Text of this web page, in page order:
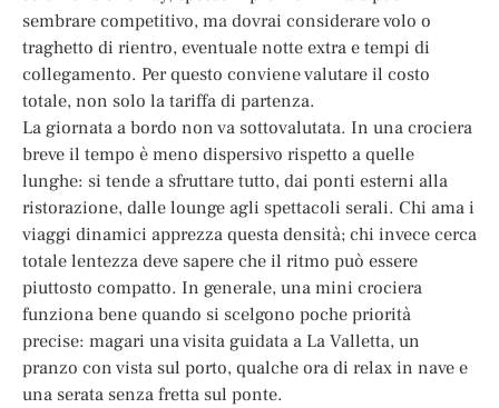
sembrare competitivo, ma dovrai considerare volo o
traghetto di rientro, eventuale notte extra e tempi di
collegamento. Per questo conviene valutare il costo
totale, non solo la tariffa di partenza.
La giornata a bordo non va sottovalutata. In una crociera
breve il tempo è meno dispersivo rispetto a quelle
lunghe: si tende a sfruttare tutto, dai ponti esterni alla
ristorazione, dalle lounge agli spettacoli serali. Chi ama i
viaggi dinamici apprezza questa densità; chi invece cerca
totale lentezza deve sapere che il ritmo può essere
piuttosto compatto. In generale, una mini crociera
funziona bene quando si scelgono poche priorità
precise: magari una visita guidata a La Valletta, un
pranzo con vista sul porto, qualche ora di relax in nave e
una serata senza fretta sul ponte.